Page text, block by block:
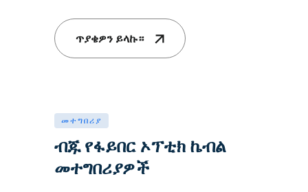
ጥያቄዎን ይላኩ።
መተግበሪያ
ብጁ የፋይበር ኦፕቲክ ኬብል
መተግበሪያዎች